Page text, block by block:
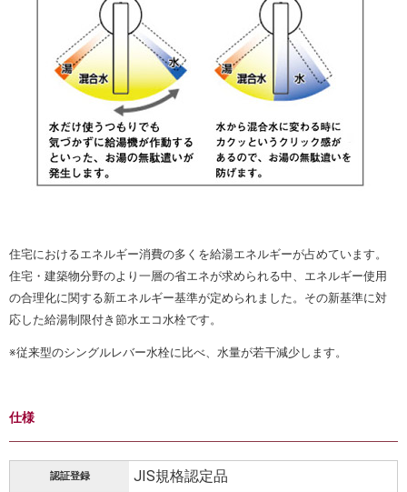
住宅におけるエネルギー消費の多くを給湯エネルギーが占めています。
住宅・建築物分野のより一層の省エネが求められる中、エネルギー使用
の合理化に関する新エネルギー基準が定められました。その新基準に対
応した給湯制限付き節水エコ水栓です。
※従来型のシングルレバー水栓に比べ、水量が若干減少します。
仕様
認証登録 JIS規格認定品